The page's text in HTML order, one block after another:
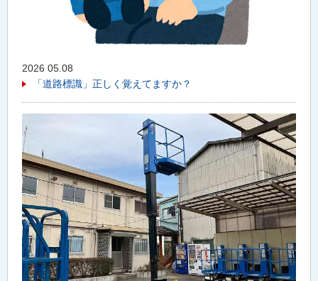
2026 05.08
「道路標識」正しく覚えてますか？